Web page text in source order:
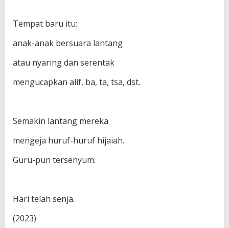
Tempat baru itu;
anak-anak bersuara lantang
atau nyaring dan serentak
mengucapkan alif, ba, ta, tsa, dst.
Semakin lantang mereka
mengeja huruf-huruf hijaiah.
Guru-pun tersenyum.
Hari telah senja.
(2023)